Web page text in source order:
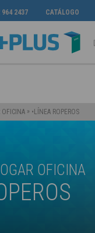
964 2437 CATÁLOGO
OFICINA » •LÍNEA ROPEROS
OFICINA